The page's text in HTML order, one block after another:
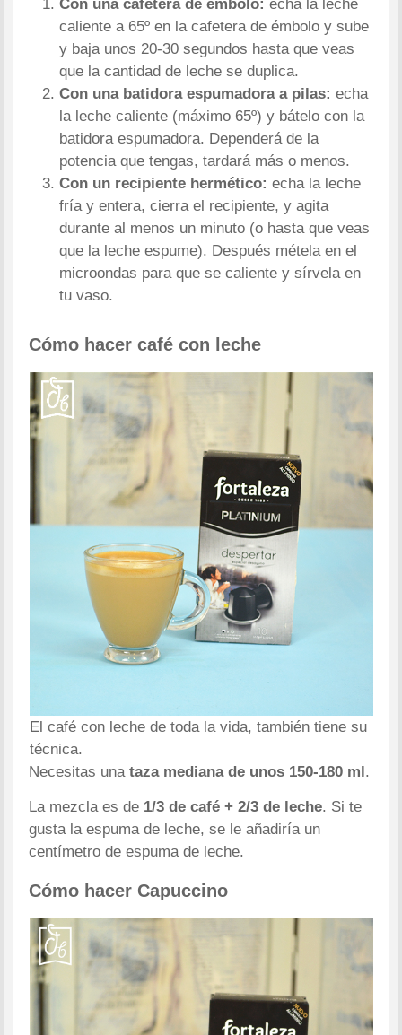
Con una cafetera de émbolo: echa la leche
caliente a 65º en la cafetera de émbolo y sube
y baja unos 20-30 segundos hasta que veas
que la cantidad de leche se duplica.
Con una batidora espumadora a pilas:echa
la leche caliente (máximo 65º) y bátelo con la
batidora espumadora. Dependerá de la
potencia que tengas, tardará más o menos.
Con un recipiente hermético: echa la leche
fría y entera, cierra el recipiente, y agita
durante al menos un minuto (o hasta que veas
que la leche espume). Después métela en el
microondas para que se caliente y sírvela en
tu vaso.
Cómo hacer café con leche
El café con leche de toda la vida, también tiene su
técnica.
Necesitas unataza mediana de unos 150-180 ml.
La mezcla es de 1/3 de café + 2/3 de leche. Si te
gusta la espuma de leche, se le añadiría un
centímetro de espuma de leche.
Cómo hacer Capuccino